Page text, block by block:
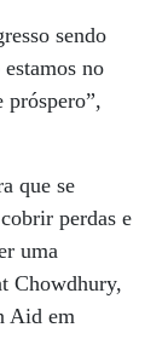
sendo
no
próspero”,
que se
perdas e
uma
Chowdhury,
Aid em